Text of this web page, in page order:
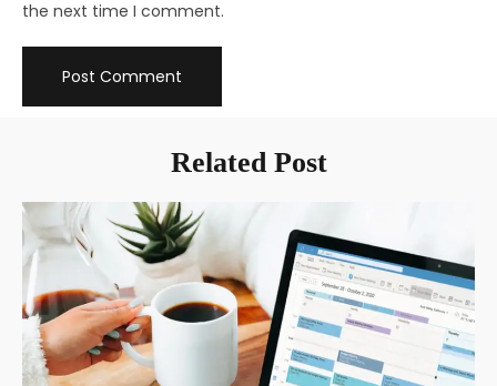
the next time I comment.
Related Post